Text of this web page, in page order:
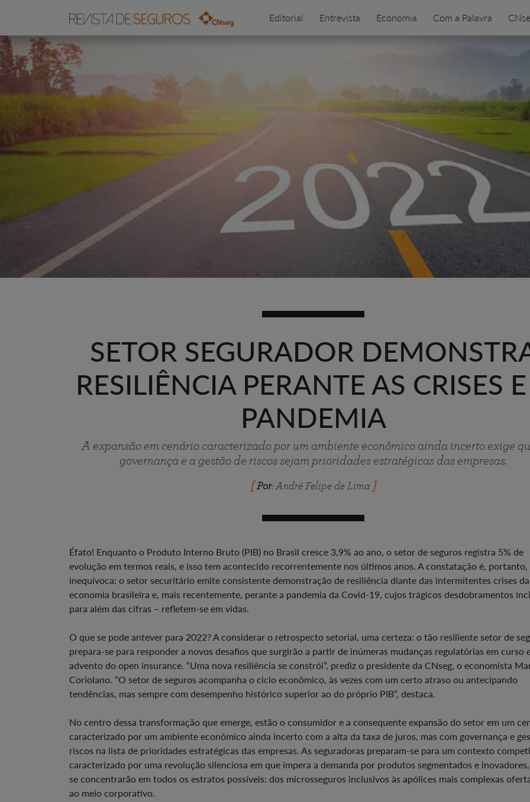
Editorial Entrevista Economia Com a Palavra
SETOR SEGURADOR
RESILIÊNCIA PERANTE AS CRISES
PANDEMIA
A expansão em cenário caracterizado por um ambiente econômico ainda incerto exige
governança e a gestão de riscos sejam prioridades estratégicas das empresas.
Por: André Felipe de Lima
Éfato! Enquanto o Produto Interno Bruto (PIB) no Brasil cresce 3,9% ao ano, o setor de seguros registra 5% de
evolução em termos reais, e isso tem acontecido recorrentemente nos últimos anos. A constatação é, portanto,
inequívoca: o setor securitário emite consistente demonstração de resiliência diante das intermitentes crises da
economia brasileira e, mais recentemente, perante a pandemia da Covid-19, cujos trágicos desdobramentos
para além das cifras – refletem-se em vidas.
O que se pode antever para 2022? A considerar o retrospecto setorial, uma certeza: o tão resiliente setor de
prepara-se para responder a novos desafios que surgirão a partir de inúmeras mudanças regulatórias em curso
advento do open insurance. “Uma nova resiliência se constrói”, prediz o presidente da CNseg, o economista
Coriolano. “O setor de seguros acompanha o ciclo econômico, às vezes com um certo atraso ou antecipando
tendências, mas sempre com desempenho histórico superior ao do próprio PIB”, destaca.
No centro dessa transformação que emerge, estão o consumidor e a consequente expansão do setor em um
caracterizado por um ambiente econômico ainda incerto com a alta da taxa de juros, mas com governança e
riscos na lista de prioridades estratégicas das empresas. As seguradoras preparam-se para um contexto
caracterizado por uma revolução silenciosa em que impera a demanda por produtos segmentados e
se concentrarão em todos os estratos possíveis: dos microsseguros inclusivos às apólices mais complexas
ao meio corporativo.